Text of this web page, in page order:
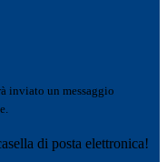
inviato un messaggio
di posta elettronica!